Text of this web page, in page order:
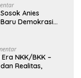
Anies
Demokrasi
NKK/BKK –
Realitas,